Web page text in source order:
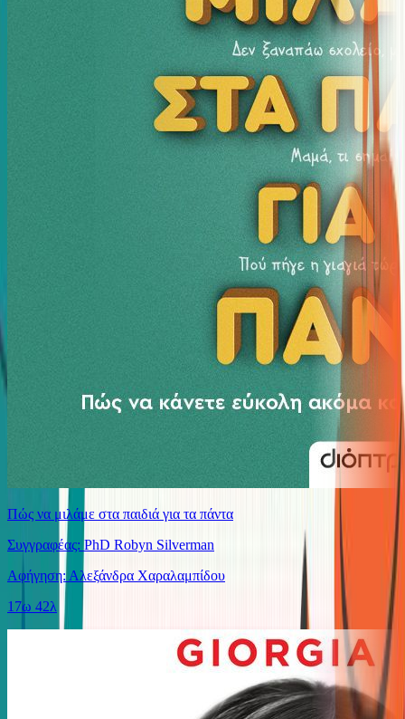
Πώς να μιλάμε στα παιδιά για τα πάντα
Συγγραφέας: PhD Robyn Silverman
Αφήγηση: Αλεξάνδρα Χαραλαμπίδου
17ω 42λ